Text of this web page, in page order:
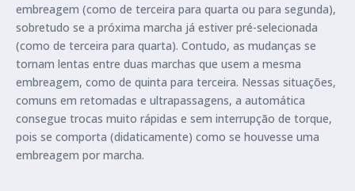
embreagem (como de terceira para quarta ou para segunda),
sobretudo se a próxima marcha já estiver pré-selecionada
(como de terceira para quarta). Contudo, as mudanças se
tornam lentas entre duas marchas que usem a mesma
embreagem, como de quinta para terceira. Nessas situações,
comuns em retomadas e ultrapassagens, a automática
consegue trocas muito rápidas e sem interrupção de torque,
pois se comporta (didaticamente) como se houvesse uma
embreagem por marcha.